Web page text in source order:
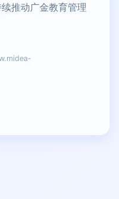
推动广金教育管理